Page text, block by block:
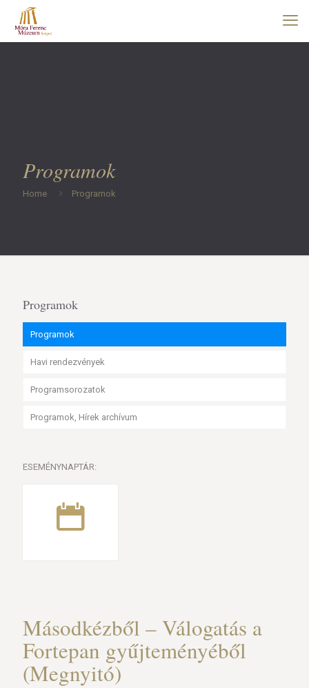
Programok
Home Programok
Programok
Programok
Havi rendezvények
Programsorozatok
Programok, Hírek archívum
ESEMÉNYNAPTÁR:
Másodkézből – Válogatás a
Fortepan gyűjteményéből
(Megnyitó)